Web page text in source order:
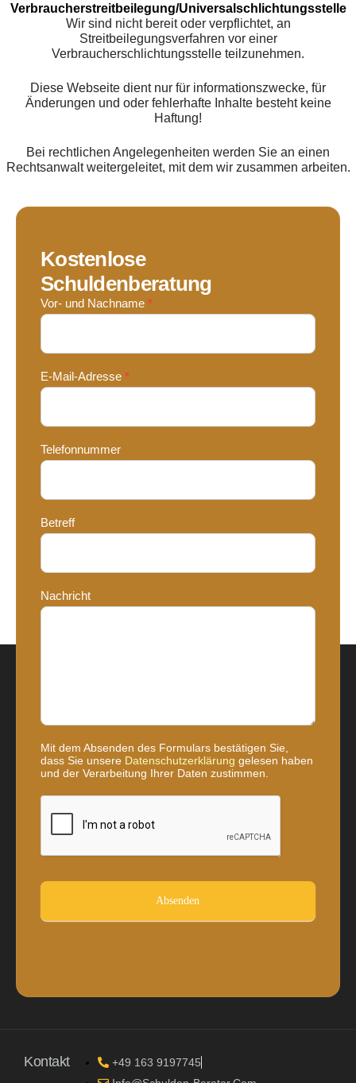
Verbraucherstreitbeilegung/Universalschlichtungsstelle
Wir sind nicht bereit oder verpflichtet, an
Streitbeilegungsverfahren vor einer
Verbraucherschlichtungsstelle teilzunehmen.
Diese Webseite dient nur für informationszwecke, für
Änderungen und oder fehlerhafte Inhalte besteht keine
Haftung!
Bei rechtlichen Angelegenheiten werden Sie an einen
Rechtsanwalt weitergeleitet, mit dem wir zusammen arbeiten.
Kostenlose
Schuldenberatung
Contact
Us
Vor- und Nachname *
E-Mail-Adresse *
Telefonnummer
Betreff
Nachricht
Mit dem Absenden des Formulars bestätigen Sie,
dass Sie unsere Datenschutzerklärung gelesen haben
und der Verarbeitung Ihrer Daten zustimmen.
Absenden
Kontakt
+49 163 9197745